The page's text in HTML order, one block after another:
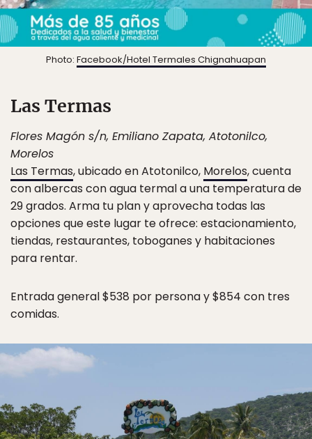
Photo: Facebook/Hotel Termales Chignahuapan
Las Termas
Flores Magón s/n, Emiliano Zapata, Atotonilco,
Morelos
Las Termas, ubicado en Atotonilco, Morelos, cuenta
con albercas con agua termal a una temperatura de
29 grados. Arma tu plan y aprovecha todas las
opciones que este lugar te ofrece: estacionamiento,
tiendas, restaurantes, toboganes y habitaciones
para rentar.
Entrada general $538 por persona y $854 con tres
comidas.